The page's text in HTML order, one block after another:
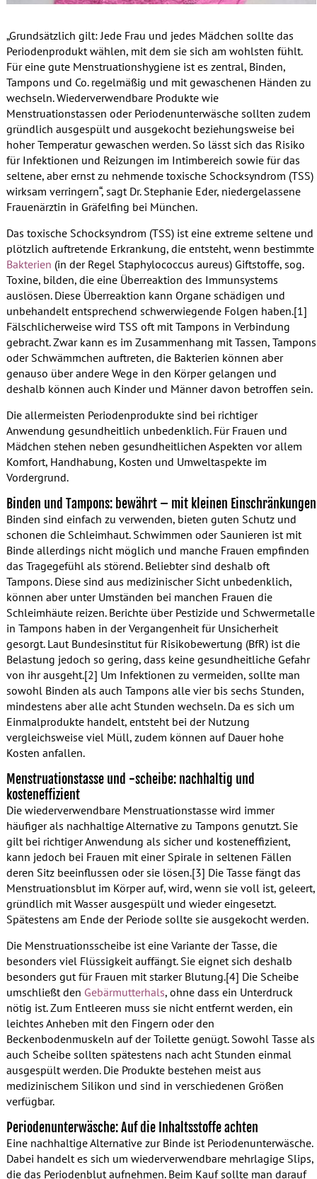
„Grundsätzlich gilt: Jede Frau und jedes Mädchen sollte das
Periodenprodukt wählen, mit dem sie sich am wohlsten fühlt.
Für eine gute Menstruationshygiene ist es zentral, Binden,
Tampons und Co. regelmäßig und mit gewaschenen Händen zu
wechseln. Wiederverwendbare Produkte wie
Menstruationstassen oder Periodenunterwäsche sollten zudem
gründlich ausgespült und ausgekocht beziehungsweise bei
hoher Temperatur gewaschen werden. So lässt sich das Risiko
für Infektionen und Reizungen im Intimbereich sowie für das
seltene, aber ernst zu nehmende toxische Schocksyndrom (TSS)
wirksam verringern“, sagt Dr. Stephanie Eder, niedergelassene
Frauenärztin in Gräfelfing bei München.
Das toxische Schocksyndrom (TSS) ist eine extreme seltene und
plötzlich auftretende Erkrankung, die entsteht, wenn bestimmte
Bakterien (in der Regel Staphylococcus aureus) Giftstoffe, sog.
Toxine, bilden, die eine Überreaktion des Immunsystems
auslösen. Diese Überreaktion kann Organe schädigen und
unbehandelt entsprechend schwerwiegende Folgen haben.[1]
Fälschlicherweise wird TSS oft mit Tampons in Verbindung
gebracht. Zwar kann es im Zusammenhang mit Tassen, Tampons
oder Schwämmchen auftreten, die Bakterien können aber
genauso über andere Wege in den Körper gelangen und
deshalb können auch Kinder und Männer davon betroffen sein.
Die allermeisten Periodenprodukte sind bei richtiger
Anwendung gesundheitlich unbedenklich. Für Frauen und
Mädchen stehen neben gesundheitlichen Aspekten vor allem
Komfort, Handhabung, Kosten und Umweltaspekte im
Vordergrund.
Binden und Tampons: bewährt – mit kleinen Einschränkungen
Binden sind einfach zu verwenden, bieten guten Schutz und
schonen die Schleimhaut. Schwimmen oder Saunieren ist mit
Binde allerdings nicht möglich und manche Frauen empfinden
das Tragegefühl als störend. Beliebter sind deshalb oft
Tampons. Diese sind aus medizinischer Sicht unbedenklich,
können aber unter Umständen bei manchen Frauen die
Schleimhäute reizen. Berichte über Pestizide und Schwermetalle
in Tampons haben in der Vergangenheit für Unsicherheit
gesorgt. Laut Bundesinstitut für Risikobewertung (BfR) ist die
Belastung jedoch so gering, dass keine gesundheitliche Gefahr
von ihr ausgeht.[2] Um Infektionen zu vermeiden, sollte man
sowohl Binden als auch Tampons alle vier bis sechs Stunden,
mindestens aber alle acht Stunden wechseln. Da es sich um
Einmalprodukte handelt, entsteht bei der Nutzung
vergleichsweise viel Müll, zudem können auf Dauer hohe
Kosten anfallen.
Menstruationstasse und -scheibe: nachhaltig und
kosteneffizient
Die wiederverwendbare Menstruationstasse wird immer
häufiger als nachhaltige Alternative zu Tampons genutzt. Sie
gilt bei richtiger Anwendung als sicher und kosteneffizient,
kann jedoch bei Frauen mit einer Spirale in seltenen Fällen
deren Sitz beeinflussen oder sie lösen.[3] Die Tasse fängt das
Menstruationsblut im Körper auf, wird, wenn sie voll ist, geleert,
gründlich mit Wasser ausgespült und wieder eingesetzt.
Spätestens am Ende der Periode sollte sie ausgekocht werden.
Die Menstruationsscheibe ist eine Variante der Tasse, die
besonders viel Flüssigkeit auffängt. Sie eignet sich deshalb
besonders gut für Frauen mit starker Blutung.[4] Die Scheibe
umschließt den Gebärmutterhals, ohne dass ein Unterdruck
nötig ist. Zum Entleeren muss sie nicht entfernt werden, ein
leichtes Anheben mit den Fingern oder den
Beckenbodenmuskeln auf der Toilette genügt. Sowohl Tasse als
auch Scheibe sollten spätestens nach acht Stunden einmal
ausgespült werden. Die Produkte bestehen meist aus
medizinischem Silikon und sind in verschiedenen Größen
verfügbar.
Periodenunterwäsche: Auf die Inhaltsstoffe achten
Eine nachhaltige Alternative zur Binde ist Periodenunterwäsche.
Dabei handelt es sich um wiederverwendbare mehrlagige Slips,
die das Periodenblut aufnehmen. Beim Kauf sollte man darauf